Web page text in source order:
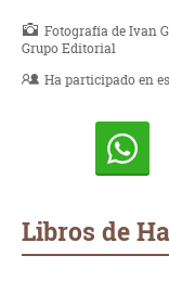
Fotografía de Ivan
Grupo Editorial
Ha participado en
Libros de